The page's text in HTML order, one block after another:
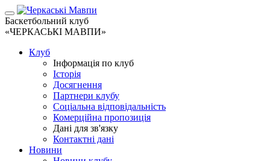
Баскетбольний клуб
«ЧЕРКАСЬКІ МАВПИ»
Клуб
Інформація по клуб
Історія
Досягнення
Партнери клубу
Соціальна відповідальність
Комерційна пропозиція
Дані для зв'язку
Контактні дані
Новини